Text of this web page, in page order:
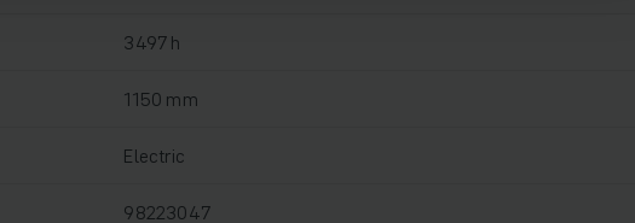
3497 h
1150 mm
Electric
98223047